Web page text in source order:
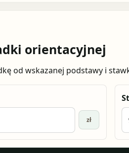
orientacyjnej
od wskazanej podstawy i
zł